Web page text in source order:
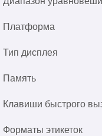
Платформа
Тип дисплея
Память
Клавиши быстрого
Форматы этикеток